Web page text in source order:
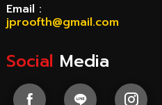
Email :
jproofth@gmail.com
Social Media